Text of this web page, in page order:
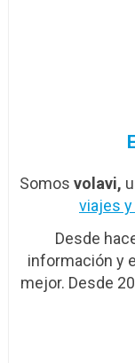
Somosvolavi,
viajes
Desde
información y
mejor. Desde